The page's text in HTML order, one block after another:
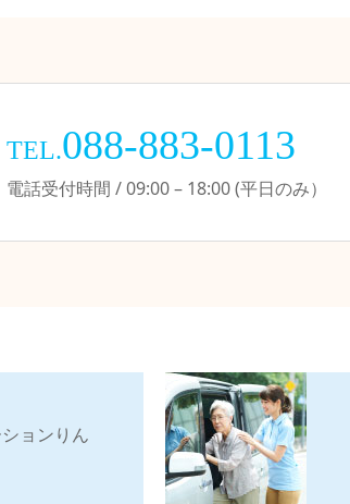
TEL.088-883-0113
電話受付時間 / 09:00 – 18:00 (平日のみ）
ョンりん